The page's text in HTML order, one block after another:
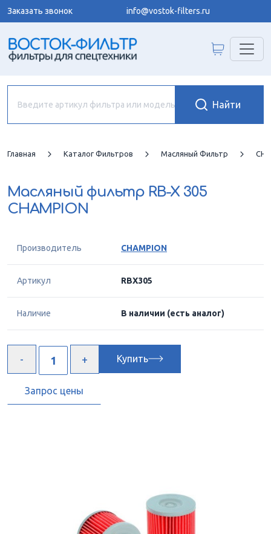
Заказать звонок info@vostok-filters.ru
Главная Каталог Фильтров Масляный Фильтр
Масляный фильтр RB-X 305
CHAMPION
Производитель CHAMPION
Артикул RBX305
Наличие В наличии (есть аналог)
Купить
Запрос цены